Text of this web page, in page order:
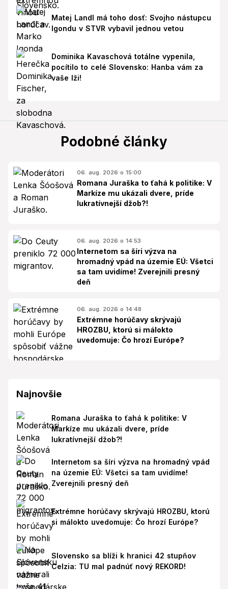
Matej Landl má toho dosť: Svojho nástupcu
Igondu v STVR vybavil jednou vetou
Dominika Kavaschová totálne vypenila,
pocítilo to celé Slovensko: Hanba vám za
vaše lži!
Podobné články
06. aug. 2026 o 15:00
Romana Juraška to ťahá k politike: V
Markíze mu ukázali dvere, príde
lukratívnejší džob?!
06. aug. 2026 o 14:53
Internetom sa šíri výzva na
hromadný vpád na územie EÚ: Všetci
sa tam uvidíme! Zverejnili presný
deň
06. aug. 2026 o 14:48
Extrémne horúčavy skrývajú
HROZBU, ktorú si málokto
uvedomuje: Čo hrozí Európe?
Najnovšie
Romana Juraška to ťahá k politike: V
Markíze mu ukázali dvere, príde
lukratívnejší džob?!
Internetom sa šíri výzva na hromadný vpád
na územie EÚ: Všetci sa tam uvidíme!
Zverejnili presný deň
Extrémne horúčavy skrývajú HROZBU, ktorú
si málokto uvedomuje: Čo hrozí Európe?
Slovensko sa blíži k hranici 42 stupňov
Celzia: TU mal padnúť nový REKORD!